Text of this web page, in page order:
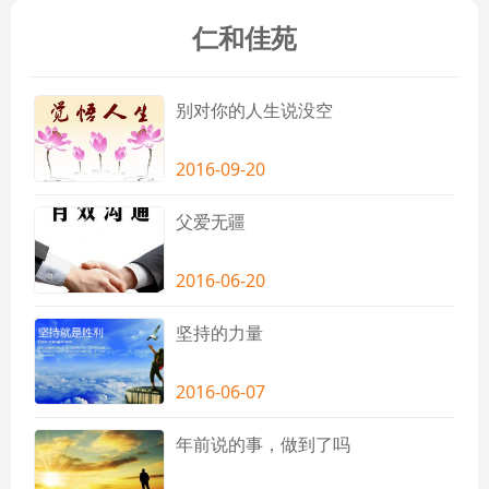
仁和佳苑
别对你的人生说没空
2016-09-20
父爱无疆
2016-06-20
坚持的力量
2016-06-07
年前说的事，做到了吗